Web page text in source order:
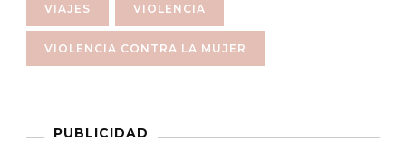
VIAJES VIOLENCIA
VIOLENCIA CONTRA LA MUJER
PUBLICIDAD